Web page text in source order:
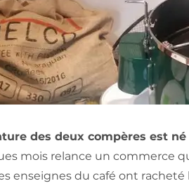
des deux compères est
mois relance un commerce
enseignes du café ont racheté